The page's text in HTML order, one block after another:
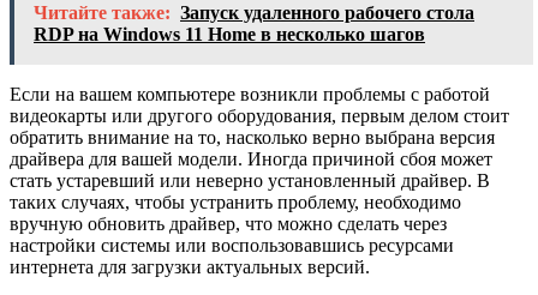
Читайте также: Запуск удаленного рабочего стола
RDP на Windows 11 Home в несколько шагов
Если на вашем компьютере возникли проблемы с работой
видеокарты или другого оборудования, первым делом стоит
обратить внимание на то, насколько верно выбрана версия
драйвера для вашей модели. Иногда причиной сбоя может
стать устаревший или неверно установленный драйвер. В
таких случаях, чтобы устранить проблему, необходимо
вручную обновить драйвер, что можно сделать через
настройки системы или воспользовавшись ресурсами
интернета для загрузки актуальных версий.